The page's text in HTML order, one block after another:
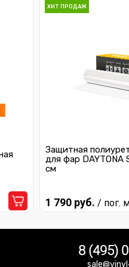
ХИТ ПРОДАЖ
Защитная
для фар DAYTONA
см
1 790 руб. / пог.
8 (495)